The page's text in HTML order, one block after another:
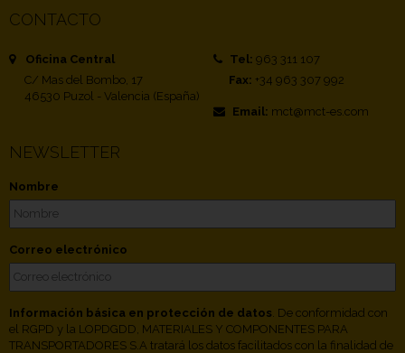
CONTACTO
Oficina Central
C/ Mas del Bombo, 17
46530 Puzol - Valencia (España)
Tel: 963 311 107
Fax: +34 963 307 992
Email: mct@mct-es.com
NEWSLETTER
Nombre
Correo electrónico
Información básica en protección de datos . De conformidad con
el RGPD y la LOPDGDD, MATERIALES Y COMPONENTES PARA
TRANSPORTADORES S.A tratará los datos facilitados con la finalidad de